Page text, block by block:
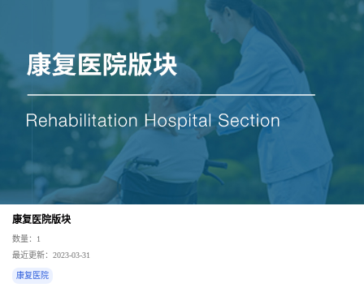
康复医院版块
数量：1
最近更新：2023-03-31
康复医院